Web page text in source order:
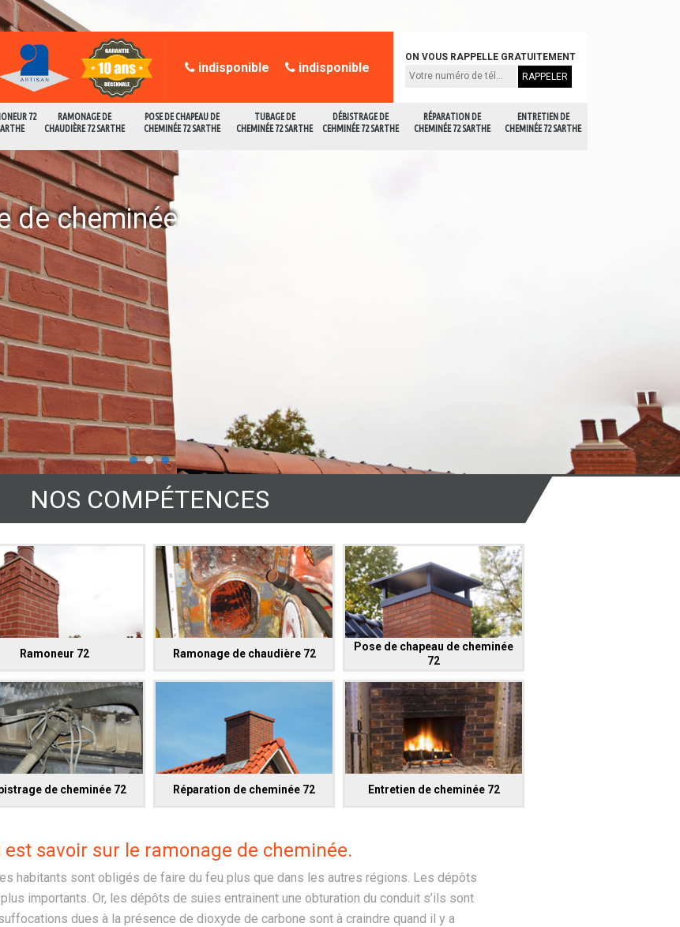
72
RAMONAGE DE
CHAUDIÈRE 72 SARTHE
POSE DE CHAPEAU DE
CHEMINÉE 72 SARTHE
TUBAGE DE
CHEMINÉE 72 SARTHE
DÉBISTRAGE DE
CEHMINÉE 72 SARTHE
RÉPARATION DE
CHEMINÉE 72 SARTHE
ENTRETIEN DE
CHEMINÉE 72 SARTHE
indisponible indisponible
ON VOUS RAPPELLE GRATUITEMENT
de cheminée
NOS COMPÉTENCES
Ramoneur 72 Ramonage de chaudière 72
Pose de chapeau de cheminée
72
de cheminée 72 Réparation de cheminée 72 Entretien de cheminée 72
est savoir sur le ramonage de cheminée.
habitants sont obligés de faire du feu plus que dans les autres régions. Les dépôts
importants. Or, les dépôts de suies entrainent une obturation du conduit s’ils sont
dues à la présence de dioxyde de carbone sont à craindre quand il y a